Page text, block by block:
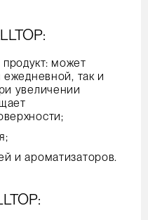
может
ежедневной, так и
увеличении
и ароматизаторов.